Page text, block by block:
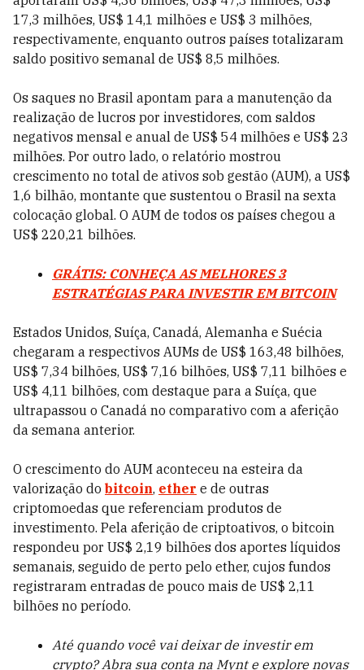
17,3 milhões, US$ 14,1 milhões e US$ 3 milhões,
respectivamente, enquanto outros países totalizaram
saldo positivo semanal de US$ 8,5 milhões.
Os saques no Brasil apontam para a manutenção da
realização de lucros por investidores, com saldos
negativos mensal e anual de US$ 54 milhões e US$ 23
milhões. Por outro lado, o relatório mostrou
crescimento no total de ativos sob gestão (AUM), a US$
1,6 bilhão, montante que sustentou o Brasil na sexta
colocação global. O AUM de todos os países chegou a
US$ 220,21 bilhões.
GRÁTIS: CONHEÇA AS MELHORES 3
ESTRATÉGIAS PARA INVESTIR EM BITCOIN
Estados Unidos, Suíça, Canadá, Alemanha e Suécia
chegaram a respectivos AUMs de US$ 163,48 bilhões,
US$ 7,34 bilhões, US$ 7,16 bilhões, US$ 7,11 bilhões e
US$ 4,11 bilhões, com destaque para a Suíça, que
ultrapassou o Canadá no comparativo com a aferição
da semana anterior.
O crescimento do AUM aconteceu na esteira da
valorização do bitcoin, ether e de outras
criptomoedas que referenciam produtos de
investimento. Pela aferição de criptoativos, o bitcoin
respondeu por US$ 2,19 bilhões dos aportes líquidos
semanais, seguido de perto pelo ether, cujos fundos
registraram entradas de pouco mais de US$ 2,11
bilhões no período.
Até quando você vai deixar de investir em
crypto? Abra sua conta na Mynt e explore novas